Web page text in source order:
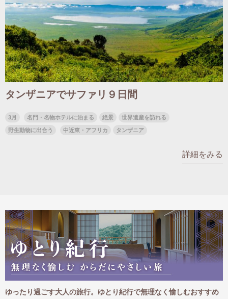
6月
7月 8月
9月
10月
11月
12月
ゴールデンウィーク
お盆・夏休み
年末年始
ブランド
“知究”紀行
GRAND'EX
目的・テーマから探す
絶景
日系航空会社で行く
世界遺産を訪れる
1度は見てみたい遺跡
野生動物に出合う
オーロラ
クルーズ
音楽鑑賞
名画鑑賞
お花・紅葉
鉄道の旅
9月
10月 11月
12月
お盆・夏休み
年末年始
ブランド
夢の休日 煌
夢の休日 国内旅行
四季彩紀行
目的・テーマから探す
紅葉
花火
祭り
季節の風景
特別企画
キング
観光列車
島旅
芸術鑑賞（美術、音楽）・講師同行
の旅
タンザニアでサファリ９日間
3月 名門・名物ホテルに泊まる 絶景 世界遺産を訪れる
野生動物に出合う 中近東・アフリカ タンザニア
詳細をみる
り過ごす大人の旅行。ゆとり紀行で無理なく愉しむおすすめ この秋